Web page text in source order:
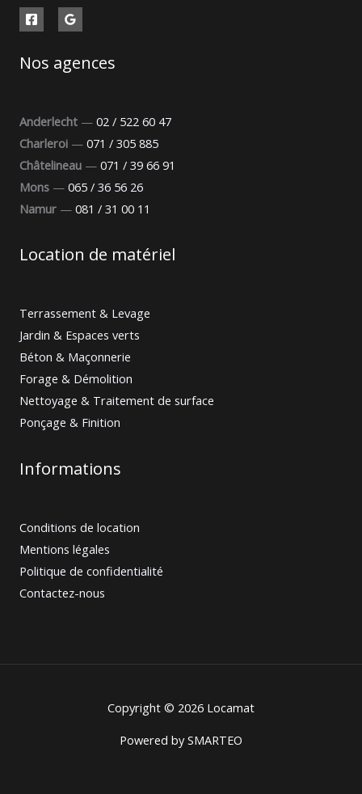
Nos agences
Anderlecht — 02 / 522 60 47
Charleroi — 071 / 305 885
Châtelineau — 071 / 39 66 91
Mons — 065 / 36 56 26
Namur — 081 / 31 00 11
Location de matériel
Terrassement & Levage
Jardin & Espaces verts
Béton & Maçonnerie
Forage & Démolition
Nettoyage & Traitement de surface
Ponçage & Finition
Informations
Conditions de location
Mentions légales
Politique de confidentialité
Contactez-nous
Copyright © 2026 Locamat
Powered bySMARTEO